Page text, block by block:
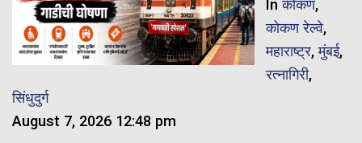
Inकोकण,
कोकण रेल्वे,
महाराष्ट्र,मुंबई,
रत्नागिरी,
सिंधुदुर्ग
August 7, 2026 12:48 pm